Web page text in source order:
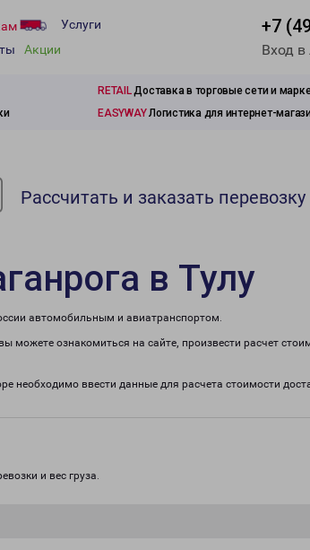
Услуги
Акции
+7
Вход
RETAILДоставка в торговые сети и
EASYWAYЛогистика для интернет-
Рассчитать и заказать перевозку
в Тулу
автомобильным и авиатранспортом.
можете ознакомиться на сайте, произвести расчет
необходимо ввести данные для расчета стоимости
и вес груза.